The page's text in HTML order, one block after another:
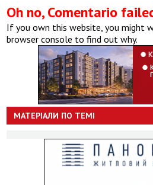
Oh no, Comentario
If you own this website, you might
browser console to find out why.
МАТЕРІАЛИ ПО ТЕМІ